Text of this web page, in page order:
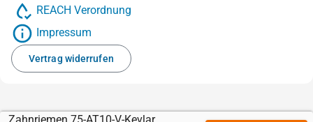
REACH Verordnung
Impressum
Vertrag widerrufen